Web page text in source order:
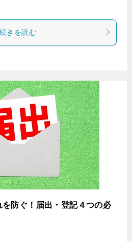
続きを読む
を防ぐ！届出・登記４つの必